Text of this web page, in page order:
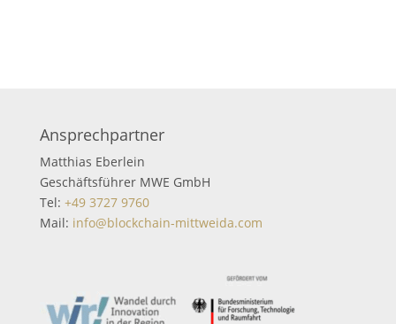
Ansprechpartner
Matthias Eberlein
Geschäftsführer MWE GmbH
Tel: +49 3727 9760
Mail: info@blockchain-mittweida.com